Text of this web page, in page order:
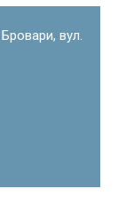
вул.